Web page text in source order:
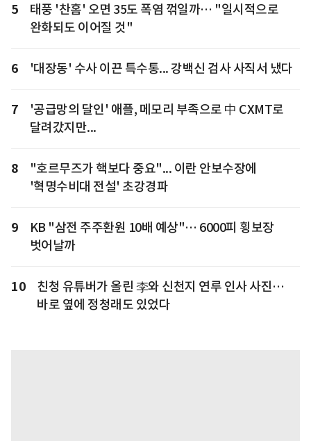
5
태풍 '찬홈' 오면 35도 폭염 꺾일까… "일시적으로
완화되도 이어질 것"
6 '대장동' 수사 이끈 특수통... 강백신 검사 사직서 냈다
7
'공급망의 달인' 애플, 메모리 부족으로 中 CXMT로
달려갔지만...
8
"호르무즈가 핵보다 중요"... 이란 안보수장에
'혁명수비대 전설' 초강경파
9
KB "삼전 주주환원 10배 예상"… 6000피 횡보장
벗어날까
10
친청 유튜버가 올린 李와 신천지 연루 인사 사진…
바로 옆에 정청래도 있었다